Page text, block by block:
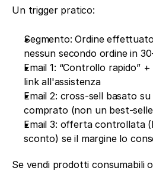
Un trigger pratico:
Segmento: Ordine
nessun secondo ordine in
Email 1: “Controllo rapido”
link all'assistenza
Email 2: cross-sell basato
comprato (non un best-
Email 3: offerta controllata
sconto) se il margine lo
Se vendi prodotti consumabili